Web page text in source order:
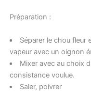
Préparation :
Séparer le chou fleur
vapeur avec un oignon
Mixer avec au choix
consistance voulue.
Saler, poivrer